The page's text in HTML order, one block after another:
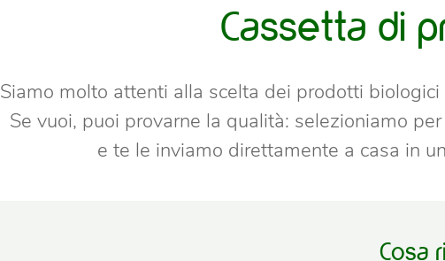
Cassetta di
Siamo molto attenti alla scelta dei prodotti
Se vuoi, puoi provarne la qualità: selezioniamo
e te le inviamo direttamente a casa in
Cosa